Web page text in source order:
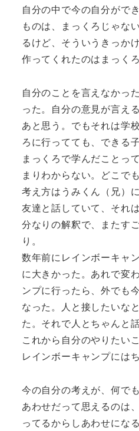
自分の中で今の自分がで
ものは、まっくろじゃな
るけど、そういうきっか
作ってくれたのはまっくろ
自分のことを言えなかっ
った。自分の意見が言え
あと思う。でもそれは学
ろに行ってても、できる
まっくろで学んだことっ
まりわからない。どこで
考え方はうみくん（兄）
友達と話していて、それ
分なりの解釈で、またす
り。
数年前にレインボーキャ
に大きかった。あれで変
ンプに行ったら、外でも
なった。人と接したいな
た。それで人とちゃんと
これから自分のやりたい
レインボーキャンプには
今の自分の考えが、何で
あわせだって思えるのは
ってるからしあわせにな